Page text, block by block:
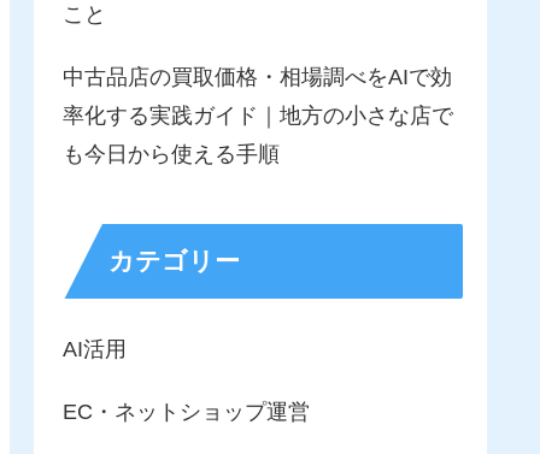
こと
中古品店の買取価格・相場調べをAIで効
率化する実践ガイド｜地方の小さな店で
も今日から使える手順
カテゴリー
AI活用
EC・ネットショップ運営